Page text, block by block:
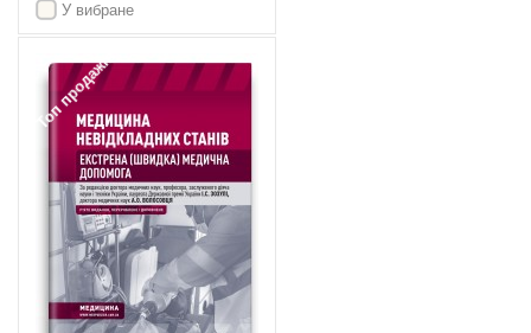
У вибране
Топ продажів